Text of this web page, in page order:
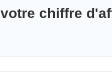
chiffre